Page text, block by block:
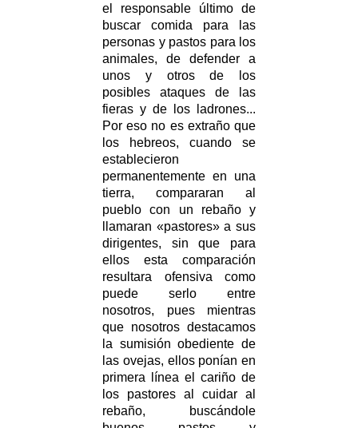
el responsable último de
buscar comida para las
personas y pastos para los
animales, de defender a
unos y otros de los
posibles ataques de las
fieras y de los ladrones...
Por eso no es extraño que
los hebreos, cuando se
establecieron
permanentemente en una
tierra, compararan al
pueblo con un rebaño y
llamaran «pastores» a sus
dirigentes, sin que para
ellos esta comparación
resultara ofensiva como
puede serlo entre
nosotros, pues mientras
que nosotros destacamos
la sumisión obediente de
las ovejas, ellos ponían en
primera línea el cariño de
los pastores al cuidar al
rebaño, buscándole